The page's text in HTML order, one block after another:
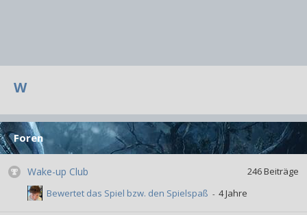
W
Foren
Wake-up Club 246Beiträge
Bewertet das Spiel bzw. den Spielspaß